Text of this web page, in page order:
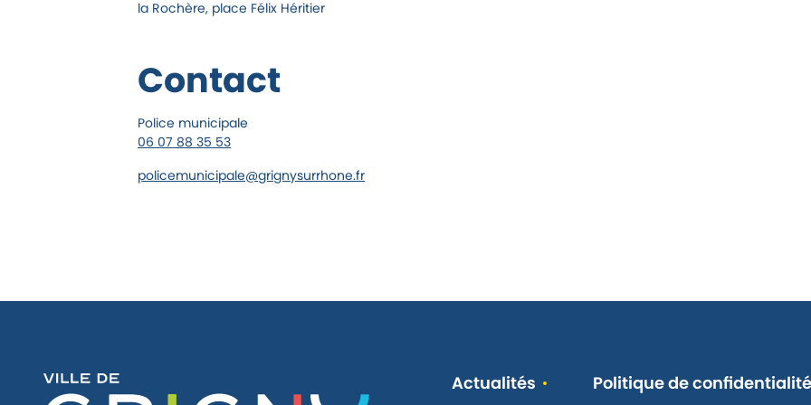
la Rochère, place Félix Héritier
Contact
Police municipale
06 07 88 35 53
policemunicipale@grignysurrhone.fr
Actualités Politique de confidentialité